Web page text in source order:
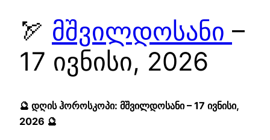
🏹 მშვილდოსანი –
17 ივნისი, 2026
🔮 დღის ჰოროსკოპი: მშვილდოსანი – 17 ივნისი,
2026 🔮